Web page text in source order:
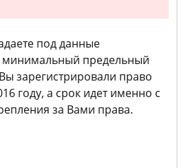
под данные
минимальный предельный
зарегистрировали право
году, а срок идет именно с
за Вами права.